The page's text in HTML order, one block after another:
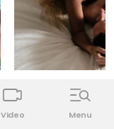
ŠTA MISLITE?
Video Menu